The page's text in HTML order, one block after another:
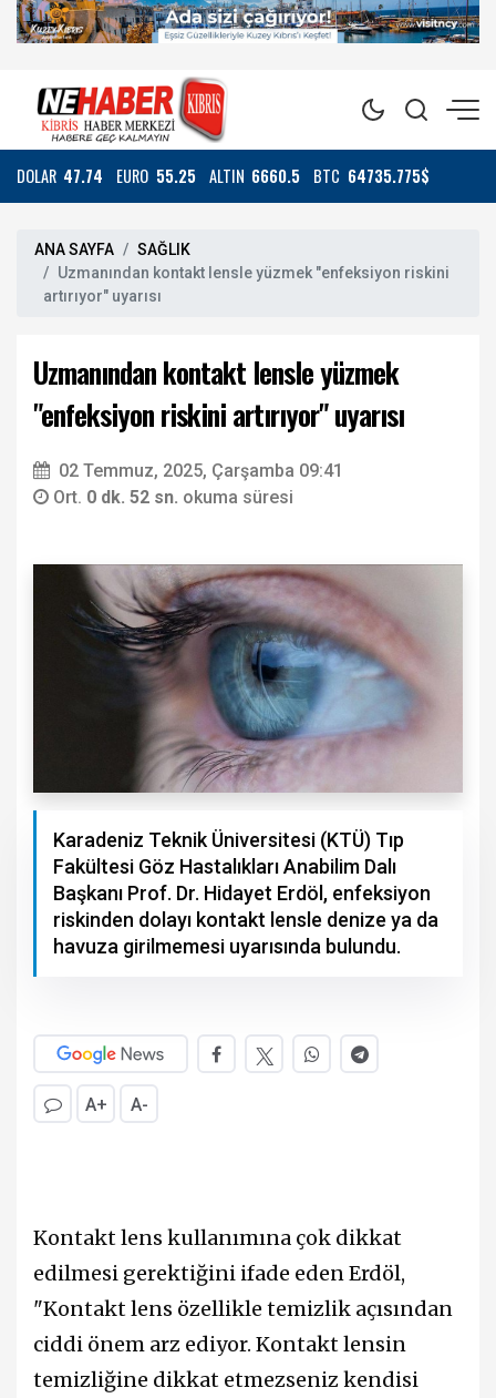
DOLAR 47.74 EURO 55.25 ALTIN 6660.5 BTC 64735.775$
ANA SAYFA
SAĞLIK
Uzmanından kontakt lensle yüzmek "enfeksiyon riskini
artırıyor" uyarısı
Uzmanından kontakt lensle yüzmek
"enfeksiyon riskini artırıyor" uyarısı
02 Temmuz, 2025, Çarşamba 09:41
Ort. 0 dk. 52 sn. okuma süresi
Karadeniz Teknik Üniversitesi (KTÜ) Tıp
Fakültesi Göz Hastalıkları Anabilim Dalı
Başkanı Prof. Dr. Hidayet Erdöl, enfeksiyon
riskinden dolayı kontakt lensle denize ya da
havuza girilmemesi uyarısında bulundu.
A+ A-
Kontakt lens kullanımına çok dikkat
edilmesi gerektiğini ifade eden Erdöl,
"Kontakt lens özellikle temizlik açısından
ciddi önem arz ediyor. Kontakt lensin
temizliğine dikkat etmezseniz kendisi